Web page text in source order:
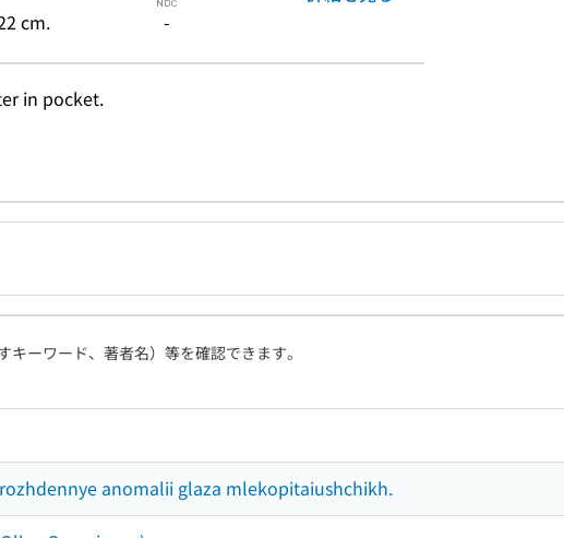
cm. -
in pocket.
ーワード、著者名）等を確認できます。
anomalii glaza mlekopitaiushchikh.